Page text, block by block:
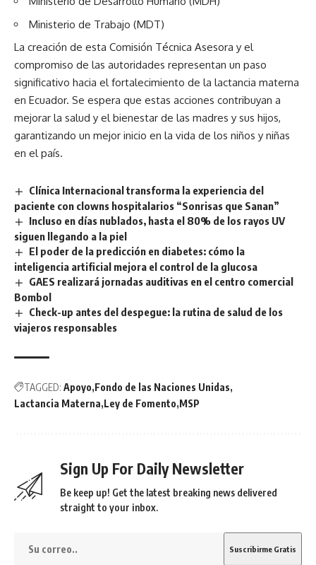
Ministerio de Trabajo (MDT)
La creación de esta Comisión Técnica Asesora y el
compromiso de las autoridades representan un paso
significativo hacia el fortalecimiento de la lactancia materna
en Ecuador. Se espera que estas acciones contribuyan a
mejorar la salud y el bienestar de las madres y sus hijos,
garantizando un mejor inicio en la vida de los niños y niñas
en el país.
Clínica Internacional transforma la experiencia del
paciente con clowns hospitalarios “Sonrisas que Sanan”
Incluso en días nublados, hasta el 80% de los rayos UV
siguen llegando a la piel
El poder de la predicción en diabetes: cómo la
inteligencia artificial mejora el control de la glucosa
GAES realizará jornadas auditivas en el centro comercial
Bombol
Check-up antes del despegue: la rutina de salud de los
viajeros responsables
TAGGED: Apoyo Fondo de las Naciones Unidas
Lactancia Materna Ley de Fomento MSP
Sign Up For Daily Newsletter
Be keep up! Get the latest breaking news delivered
straight to your inbox.